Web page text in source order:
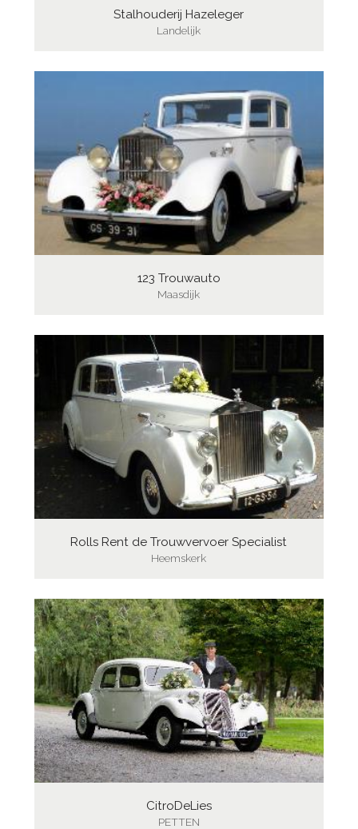
Stalhouderij Hazeleger
Landelijk
123 Trouwauto
Maasdijk
Rolls Rent de Trouwvervoer Specialist
Heemskerk
CitroDeLies
PETTEN